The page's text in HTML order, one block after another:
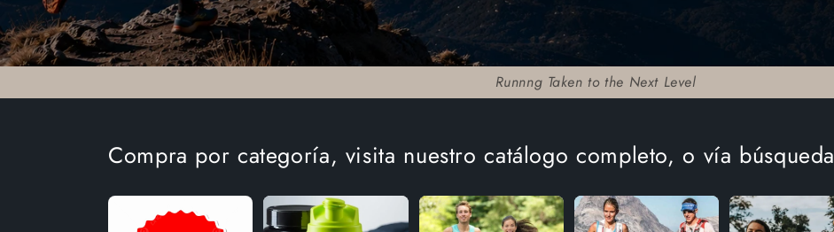
Runnng Taken to the Next Level
Compra por categoría, visita nuestro catálogo completo, o vía búsqueda